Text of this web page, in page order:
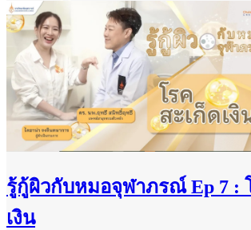
รู้กู้ผิวกับหมอจุฬาภรณ์ Ep 7 :
เงิน